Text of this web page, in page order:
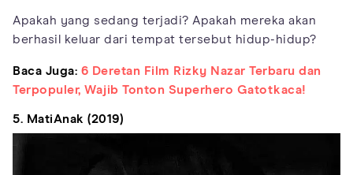
Apakah yang sedang terjadi? Apakah mereka akan
berhasil keluar dari tempat tersebut hidup-hidup?
Baca Juga: 6 Deretan Film Rizky Nazar Terbaru dan
Terpopuler, Wajib Tonton Superhero Gatotkaca!
5. MatiAnak (2019)